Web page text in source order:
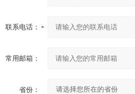
联系电话：
常用邮箱：
省份：